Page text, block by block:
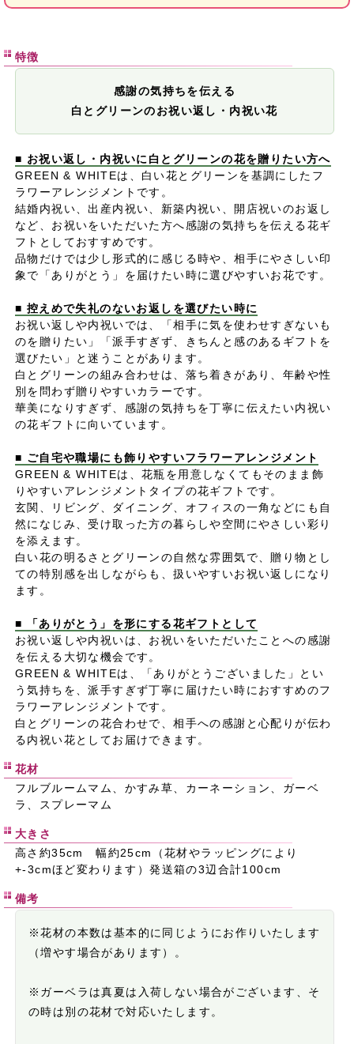
特徴
感謝の気持ちを伝える
白とグリーンのお祝い返し・内祝い花
■ お祝い返し・内祝いに白とグリーンの花を贈りたい方へ
GREEN & WHITEは、白い花とグリーンを基調にしたフ
ラワーアレンジメントです。
結婚内祝い、出産内祝い、新築内祝い、開店祝いのお返し
など、お祝いをいただいた方へ感謝の気持ちを伝える花ギ
フトとしておすすめです。
品物だけでは少し形式的に感じる時や、相手にやさしい印
象で「ありがとう」を届けたい時に選びやすいお花です。
■ 控えめで失礼のないお返しを選びたい時に
お祝い返しや内祝いでは、「相手に気を使わせすぎないも
のを贈りたい」「派手すぎず、きちんと感のあるギフトを
選びたい」と迷うことがあります。
白とグリーンの組み合わせは、落ち着きがあり、年齢や性
別を問わず贈りやすいカラーです。
華美になりすぎず、感謝の気持ちを丁寧に伝えたい内祝い
の花ギフトに向いています。
■ ご自宅や職場にも飾りやすいフラワーアレンジメント
GREEN & WHITEは、花瓶を用意しなくてもそのまま飾
りやすいアレンジメントタイプの花ギフトです。
玄関、リビング、ダイニング、オフィスの一角などにも自
然になじみ、受け取った方の暮らしや空間にやさしい彩り
を添えます。
白い花の明るさとグリーンの自然な雰囲気で、贈り物とし
ての特別感を出しながらも、扱いやすいお祝い返しになり
ます。
■ 「ありがとう」を形にする花ギフトとして
お祝い返しや内祝いは、お祝いをいただいたことへの感謝
を伝える大切な機会です。
GREEN & WHITEは、「ありがとうございました」とい
う気持ちを、派手すぎず丁寧に届けたい時におすすめのフ
ラワーアレンジメントです。
白とグリーンの花合わせで、相手への感謝と心配りが伝わ
る内祝い花としてお届けできます。
花材
フルブルームマム、かすみ草、カーネーション、ガーベ
ラ、スプレーマム
大きさ
高さ約35cm 幅約25cm（花材やラッピングにより
+-3cmほど変わります）発送箱の3辺合計100cm
備考
※花材の本数は基本的に同じようにお作りいたします
（増やす場合があります）。
※ガーベラは真夏は入荷しない場合がございます、そ
の時は別の花材で対応いたします。